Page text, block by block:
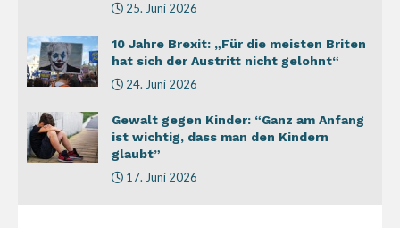
25. Juni 2026
10 Jahre Brexit: „Für die meisten Briten
hat sich der Austritt nicht gelohnt“
24. Juni 2026
Gewalt gegen Kinder: “Ganz am Anfang
ist wichtig, dass man den Kindern
glaubt”
17. Juni 2026